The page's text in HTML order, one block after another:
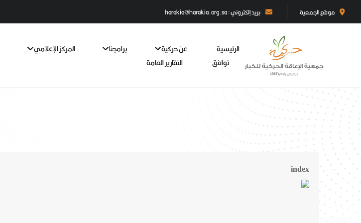
موقع الجمعية بريد إلكتروني : harakia@harakia.org.sa
الرئيسية عن حركية برامجنا المركز الإعلامي
توافق
التقارير العامة
index